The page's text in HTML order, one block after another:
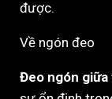
được.
Về ngón đeo
Đeo ngón giữa